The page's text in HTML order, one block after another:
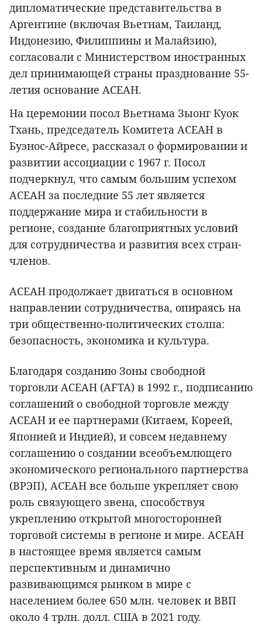
дипломатические представительства в
Аргентине (включая Вьетнам, Таиланд,
Индонезию, Филиппины и Малайзию),
согласовали с Министерством иностранных
дел принимающей страны празднование 55-
летия основание АСЕАН.
На церемонии посол Вьетнама Зыонг Куок
Тхань, председатель Комитета АСЕАН в
Буэнос-Айресе, рассказал о формировании и
развитии ассоциации с 1967 г. Посол
подчеркнул, что самым большим успехом
АСЕАН за последние 55 лет является
поддержание мира и стабильности в
регионе, создание благоприятных условий
для сотрудничества и развития всех стран-
членов.
АСЕАН продолжает двигаться в основном
направлении сотрудничества, опираясь на
три общественно-политических столпа:
безопасность, экономика и культура.
Благодаря созданию Зоны свободной
торговли АСЕАН (AFTA) в 1992 г., подписанию
соглашений о свободной торговле между
АСЕАН и ее партнерами (Китаем, Кореей,
Японией и Индией), и совсем недавнему
соглашению о создании всеобъемлющего
экономического регионального партнерства
(ВРЭП), АСЕАН все больше укрепляет свою
роль связующего звена, способствуя
укреплению открытой многосторонней
торговой системы в регионе и мире. АСЕАН
в настоящее время является самым
перспективным и динамично
развивающимся рынком в мире с
населением более 650 млн. человек и ВВП
около 4 трлн. долл. США в 2021 году.